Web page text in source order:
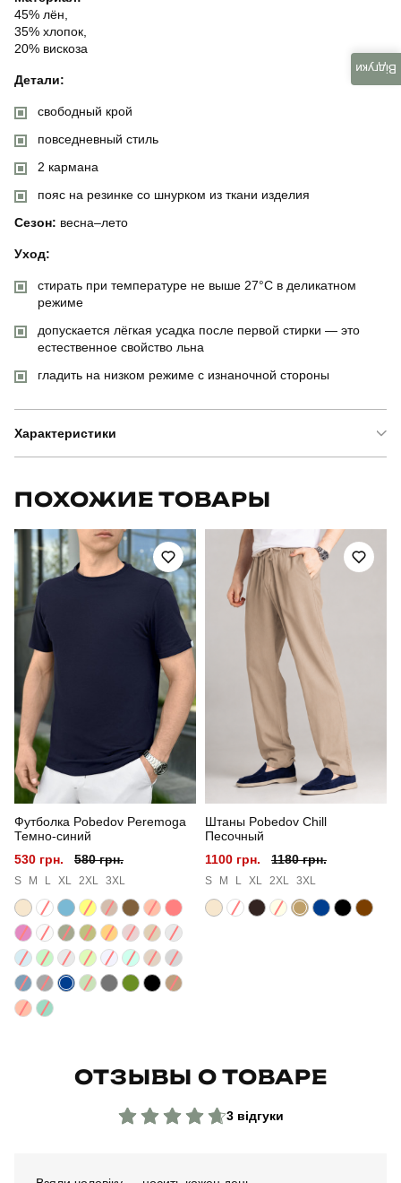
45% лён,
35% хлопок,
20% вискоза
Детали:
свободный крой
повседневный стиль
2 кармана
пояс на резинке со шнурком из ткани изделия
Сезон: весна–лето
Уход:
стирать при температуре не выше 27°C в деликатном
режиме
допускается лёгкая усадка после первой стирки — это
естественное свойство льна
гладить на низком режиме с изнаночной стороны
Характеристики
Артикул SOhr23872XLdb
Призначення для повсякденного носіння
Стиль повсякденний
Сезон весна-лето
Склад тканини 45% льон, 35% бавовна, 20% віскоза
Країна - виробник україна
ПОХОЖИЕ ТОВАРЫ
Футболка Pobedov Peremoga
Темно-синий
530 грн.
580 грн.
S M L XL 2XL 3XL
Штаны Pobedov Chill
Песочный
1100 грн.
1180 грн.
S M L XL 2XL 3XL
ОТЗЫВЫ О ТОВАРЕ
Відгуки
3 відгуки